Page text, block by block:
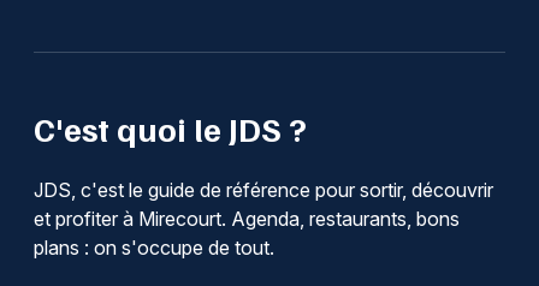
C'est quoi le JDS ?
JDS, c'est le guide de référence pour sortir, découvrir
et profiter à Mirecourt. Agenda, restaurants, bons
plans : on s'occupe de tout.